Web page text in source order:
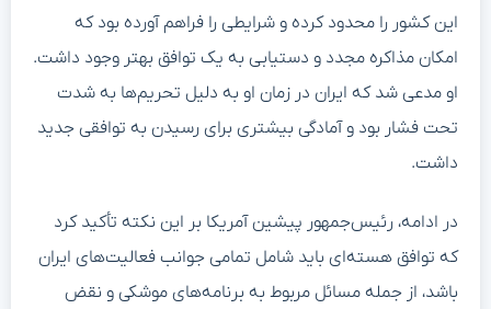
این کشور را محدود کرده و شرایطی را فراهم آورده بود که
امکان مذاکره مجدد و دستیابی به یک توافق بهتر وجود داشت.
او مدعی شد که ایران در زمان او به دلیل تحریم‌ها به شدت
تحت فشار بود و آمادگی بیشتری برای رسیدن به توافقی جدید
داشت.
در ادامه، رئیس‌جمهور پیشین آمریکا بر این نکته تأکید کرد
که توافق هسته‌ای باید شامل تمامی جوانب فعالیت‌های ایران
باشد، از جمله مسائل مربوط به برنامه‌های موشکی و نقض